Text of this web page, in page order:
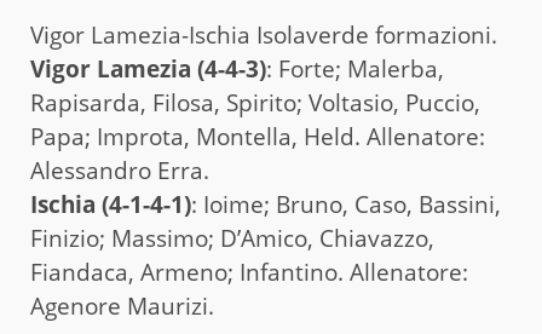
Vigor Lamezia-Ischia Isolaverde formazioni.
Vigor Lamezia (4-4-3): Forte; Malerba,
Rapisarda, Filosa, Spirito; Voltasio, Puccio,
Papa; Improta, Montella, Held. Allenatore:
Alessandro Erra.
Ischia (4-1-4-1): Ioime; Bruno, Caso, Bassini,
Finizio; Massimo; D’Amico, Chiavazzo,
Fiandaca, Armeno; Infantino. Allenatore:
Agenore Maurizi.